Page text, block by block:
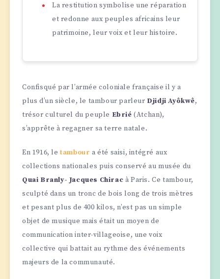
La restitution symbolise une réparation
et redonne aux peuples africains leur
patrimoine, leur voix et leur histoire.
Confisqué par l’armée coloniale française il y a
plus d’un siècle, le tambour parleur Djidji Ayôkwê,
trésor culturel du peuple Ebrié(Atchan),
s’apprête à regagner sa terre natale.
En 1916, letambour a été saisi, intégré aux
collections nationales puis conservé au musée du
Quai Branly- Jacques Chirac à Paris. Ce tambour,
sculpté dans un tronc de bois long de trois mètres
et pesant plus de 400 kilos, n’est pas un simple
objet de musique mais était un moyen de
communication inter-villageoise, une voix
collective qui battait au rythme des événements
majeurs de la communauté.